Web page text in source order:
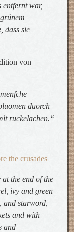
entfernt war,
dass sie
von
duorch
ruckelachen.“
the crusades
the end of the
ivy and green
and starword,
and with
and